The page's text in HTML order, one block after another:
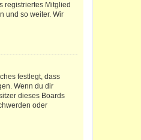
registriertes Mitglied
und so weiter. Wir
festlegt, dass
Wenn du dir
dieses Boards
oder